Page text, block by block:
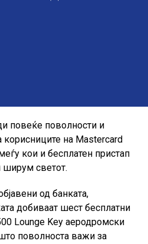
кои сакаат да ги
картичка за
купувања, со промотивна
повеќе поволности и
на Mastercard
кои и бесплатен пристап
ширум светот.
од банката,
добиваат шест бесплатни
Lounge Key аеродромски
поволноста важи за